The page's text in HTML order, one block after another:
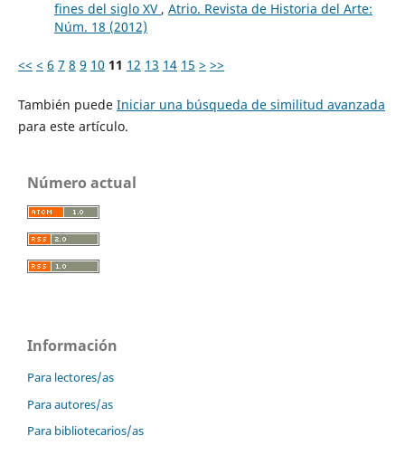
fines del siglo XV , Atrio. Revista de Historia del Arte:
Núm. 18 (2012)
<< < 6 7 8 9 10 11 12 13 14 15 > >>
También puede Iniciar una búsqueda de similitud avanzada
para este artículo.
Número actual
Información
Para lectores/as
Para autores/as
Para bibliotecarios/as